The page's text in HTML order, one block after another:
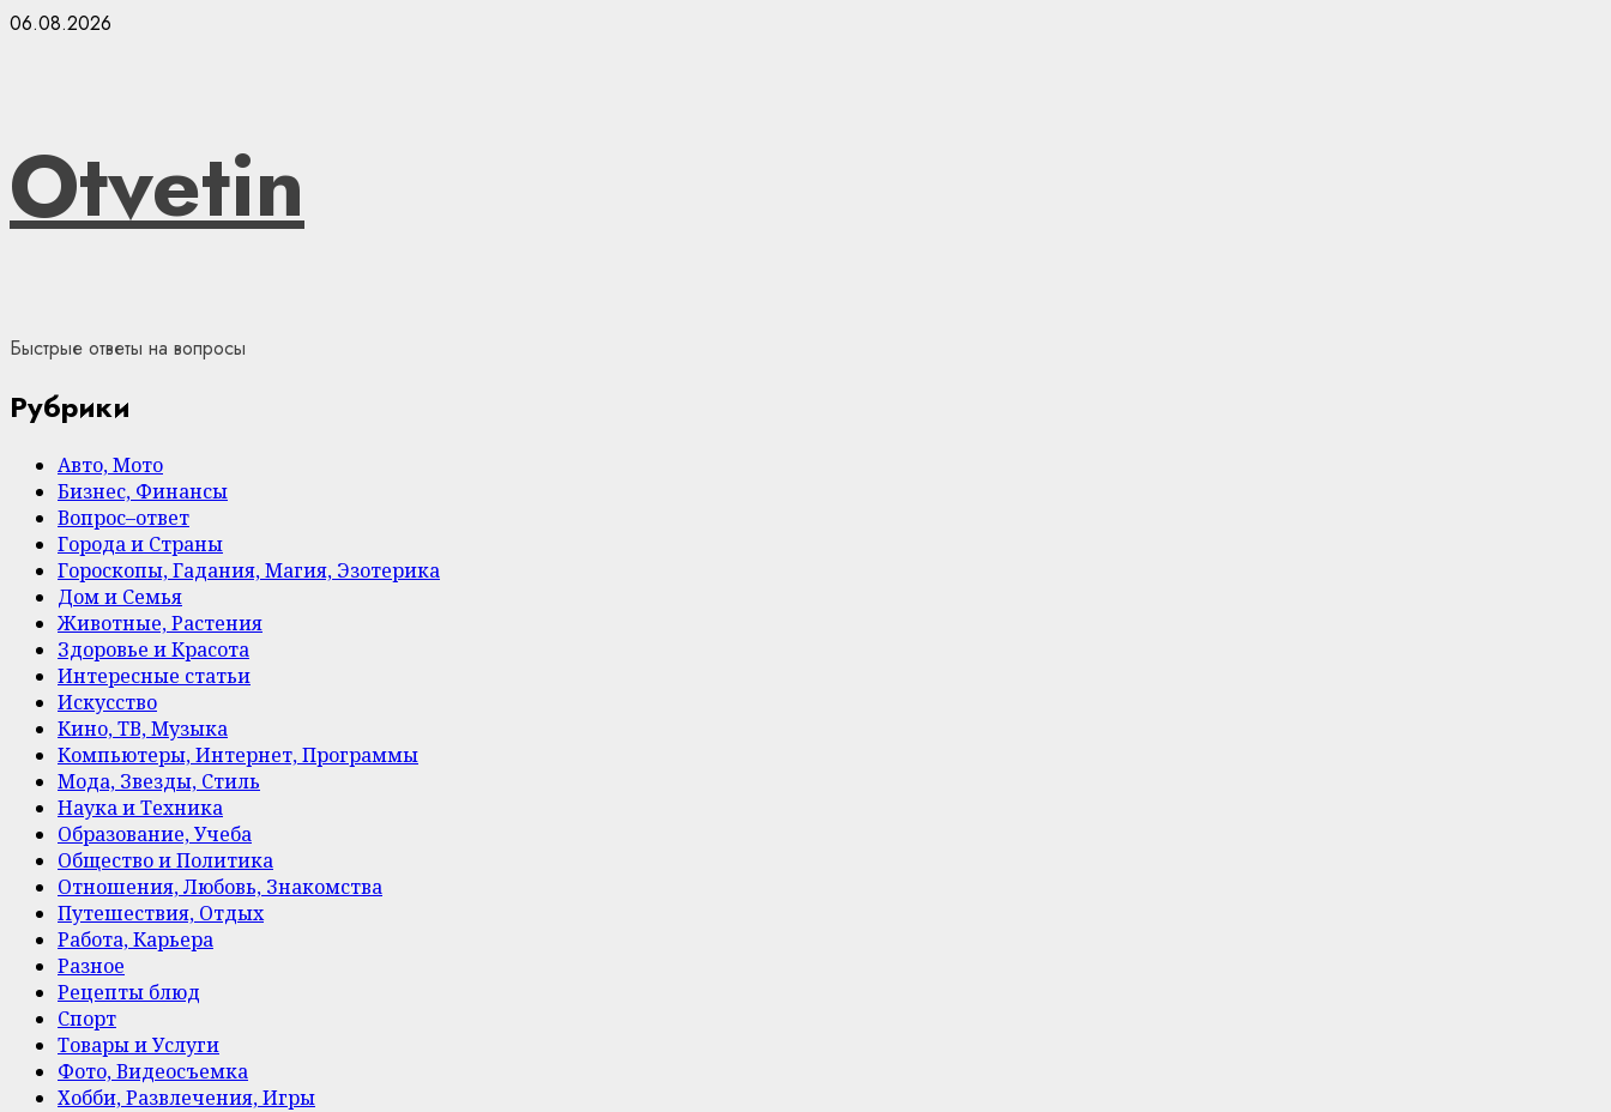
Skip
06.08.2026
Otvetin
Быстрые ответы на вопросы
Рубрики
Авто, Мото
Бизнес, Финансы
Вопрос–ответ
Города и Страны
Гороскопы, Гадания, Магия, Эзотерика
Дом и Семья
Животные, Растения
Здоровье и Красота
Интересные статьи
Искусство
Кино, ТВ, Музыка
Компьютеры, Интернет, Программы
Мода, Звезды, Стиль
Наука и Техника
Образование, Учеба
Общество и Политика
Отношения, Любовь, Знакомства
Путешествия, Отдых
Работа, Карьера
Разное
Рецепты блюд
Спорт
Товары и Услуги
Фото, Видеосъемка
Хобби, Развлечения, Игры